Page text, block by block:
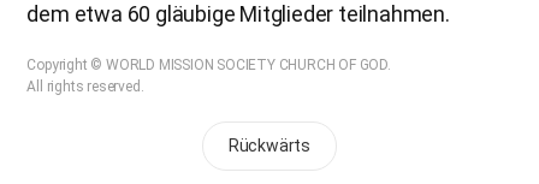
dem etwa 60 gläubige Mitglieder teilnahmen.
Copyright © WORLD MISSION SOCIETY CHURCH OF GOD.
All rights reserved.
Rückwärts